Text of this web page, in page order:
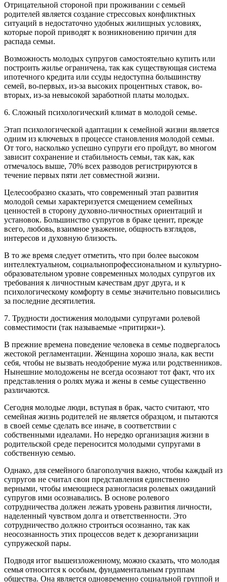
Отрицательной стороной при проживании с семьей
родителей является создание стрессовых конфликтных
ситуаций в недостаточно удобных жилищных условиях,
которые порой приводят к возникновению причин для
распада семьи.
Возможность молодых супругов самостоятельно купить или
построить жилье ограничена, так как существующая система
ипотечного кредита или ссуды недоступна большинству
семей, во-первых, из-за высоких процентных ставок, во-
вторых, из-за невысокой заработной платы молодых.
6. Сложный психологический климат в молодой семье.
Этап психологической адаптации к семейной жизни является
одним из ключевых в процессе становления молодой семьи.
От того, насколько успешно супруги его пройдут, во многом
зависит сохранение и стабильность семьи, так как, как
отмечалось выше, 70% всех разводов регистрируются в
течение первых пяти лет совместной жизни.
Целесообразно сказать, что современный этап развития
молодой семьи характеризуется смещением семейных
ценностей в сторону духовно-личностных ориентаций и
установок. Большинство супругов в браке ценит, прежде
всего, любовь, взаимное уважение, общность взглядов,
интересов и духовную близость.
В то же время следует отметить, что при более высоком
интеллектуальном, социальнопрофессиональном и культурно-
образовательном уровне современных молодых супругов их
требования к личностным качествам друг друга, и к
психологическому комфорту в семье значительно повысились
за последние десятилетия.
7. Трудности достижения молодыми супругами ролевой
совместимости (так называемые «притирки»).
В прежние времена поведение человека в семье подвергалось
жестокой регламентации. Женщина хорошо знала, как вести
себя, чтобы не вызвать неодобрение мужа или родственников.
Нынешние молодожены не всегда осознают тот факт, что их
представления о ролях мужа и жены в семье существенно
различаются.
Сегодня молодые люди, вступая в брак, часто считают, что
семейная жизнь родителей не является образцом, и пытаются
в своей семье сделать все иначе, в соответствии с
собственными идеалами. Но нередко организация жизни в
родительской среде переносится молодыми супругами в
собственную семью.
Однако, для семейного благополучия важно, чтобы каждый из
супругов не считал свои представления единственно
верными, чтобы имеющиеся разногласия ролевых ожиданий
супругов ими осознавались. В основе ролевого
сотрудничества должен лежать уровень развития личности,
наделенный чувством долга и ответственности. Это
сотрудничество должно строиться осознанно, так как
неосознанность этих процессов ведет к дезорганизации
супружеской пары.
Подводя итог вышеизложенному, можно сказать, что молодая
семья относится к особым, фундаментальным группам
общества. Она является одновременно социальной группой и